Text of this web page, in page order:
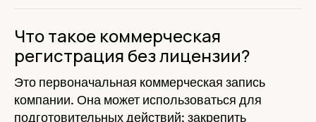
Что такое коммерческая
регистрация без лицензии?
Это первоначальная коммерческая запись
компании. Она может использоваться для
подготовительных действий: закрепить